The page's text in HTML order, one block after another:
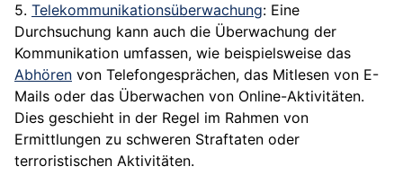
5. Telekommunikationsüberwachung: Eine
Durchsuchung kann auch die Überwachung der
Kommunikation umfassen, wie beispielsweise das
Abhören von Telefongesprächen, das Mitlesen von E-
Mails oder das Überwachen von Online-Aktivitäten.
Dies geschieht in der Regel im Rahmen von
Ermittlungen zu schweren Straftaten oder
terroristischen Aktivitäten.